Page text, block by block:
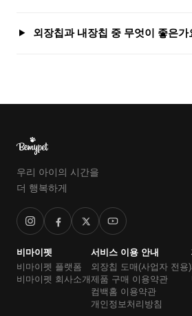
외장칩과 내장칩 중 무엇이 좋은가
우리 아이의 시간을
더 행복하게
비마이펫
비마이펫 플랫폼
비마이펫 회사소개
서비스 이용 안내
외장칩 도매(사업자 전용)
제품 구매 이용약관
컴백홈 이용약관
개인정보처리방침